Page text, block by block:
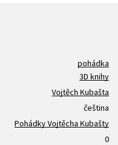
pohádka
3D knihy
Vojtěch Kubašta
čeština
Pohádky Vojtěcha Kubašty
0